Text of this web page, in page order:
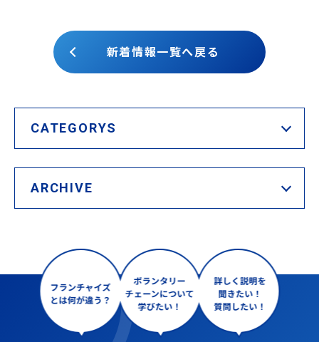
CATEGORYS
ARCHIVE
新着情報一覧へ戻る